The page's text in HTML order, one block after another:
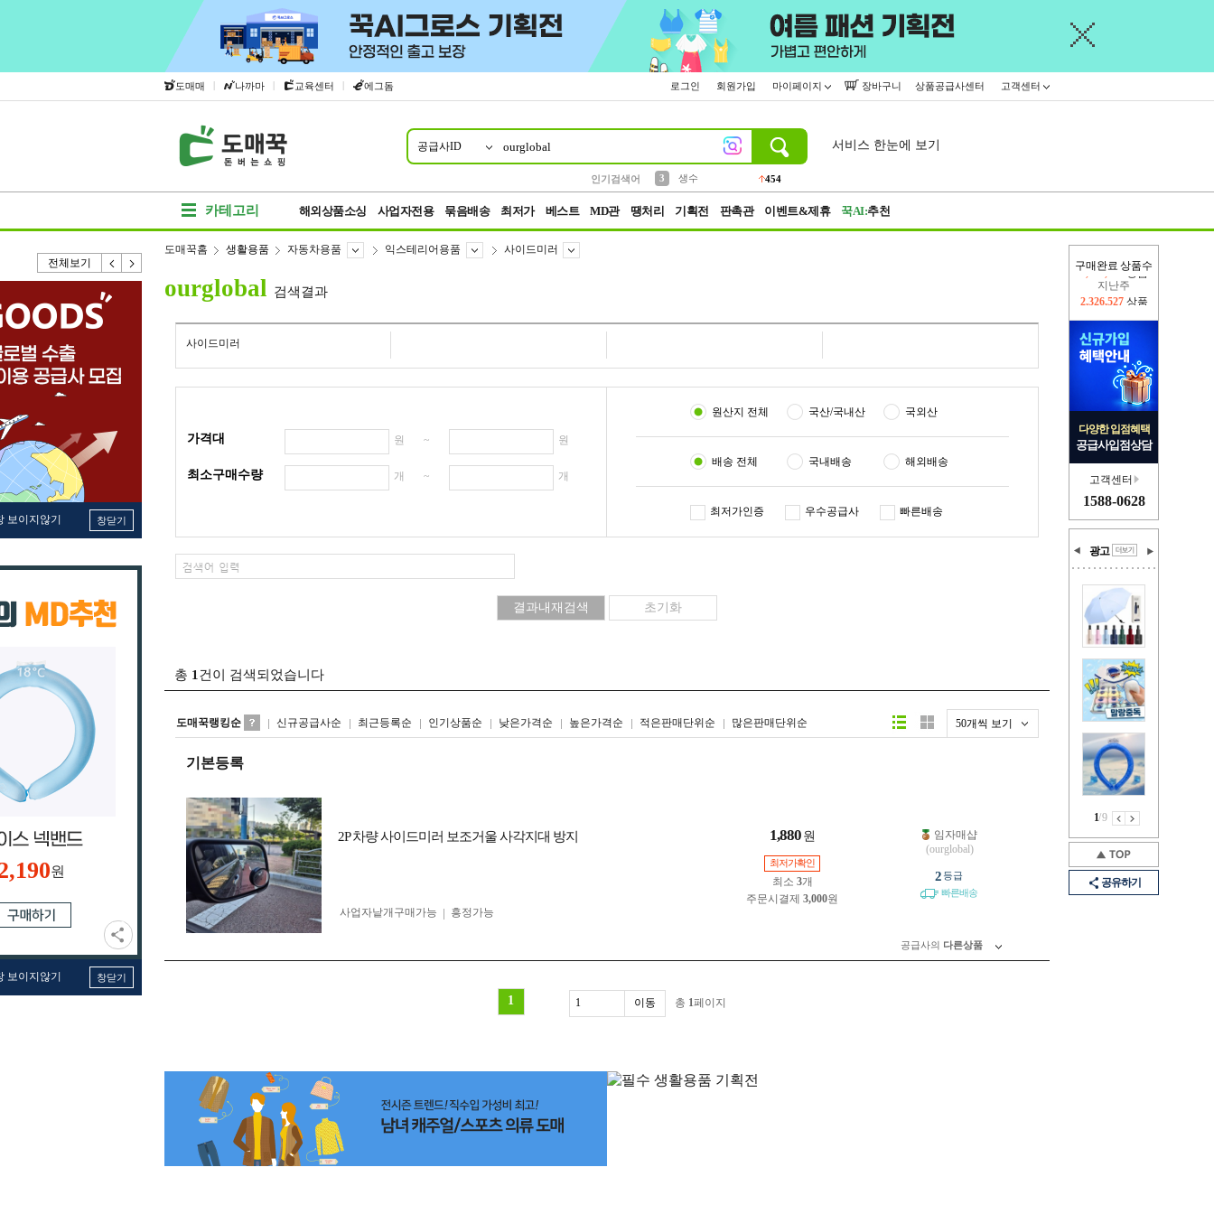
도매매 | 나까마 | 교육센터 | 에그돔 로그인 회원가입 마이페이지 장바구니 상품공급사센터 고객센터
공급사ID
인기검색어
3
생수
454
서비스 한눈에 보기
카테고리 해외상품소싱 사업자전용 묶음배송 최저가 베스트 MD관 땡처리 기획전 판촉관 이벤트&제휴 꾹AI:추천
전체보기
보이지않기 창닫기
원
보이지않기 창닫기
구매완료 상품수
지난주
2,326,527 상품
다양한 입점혜택
공급사입점상담
고객센터
1588-0628
광고
1/9
공유하기
도매꾹홈 생활용품 자동차용품 익스테리어용품 사이드미러
ourglobal 검색결과
사이드미러
가격대 원 ~ 원
최소구매수량 개 ~ 개
원산지 전체 국산/국내산 국외산
배송 전체 국내배송 해외배송
최저가인증 우수공급사 빠른배송
총 1 건이 검색되었습니다
도매꾹랭킹순 신규공급사순 최근등록순 인기상품순 낮은가격순 높은가격순 적은판매단위순 많은판매단위순 50개씩 보기
리스트형갤러리형
기본등록
2P 차량 사이드미러 보조거울 사각지대 방지 1,880 원
최저가확인
최소 3개
주문시결제 3,000원
사업자 낱개구매가능
흥정가능
임자매샵
(ourglobal)
2등급
빠른배송
공급사의 다른상품
1 총 1페이지